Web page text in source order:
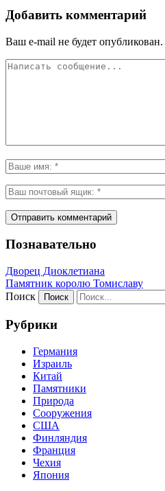
Добавить комментарий
Ваш e-mail не будет опубликован.
Познавательно
Дворец Диоклетиана
Памятник королю Томиславу
Поиск
Рубрики
Германия
Израиль
Китай
Памятники
Природа
Сооружения
США
Финляндия
Франция
Чехия
Япония